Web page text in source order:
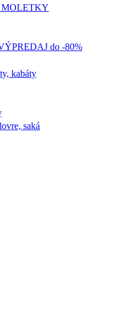
MOLETKY
do -80%
kabáty
saká